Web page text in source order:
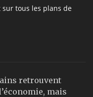
tous les plans de
retrouvent
mais